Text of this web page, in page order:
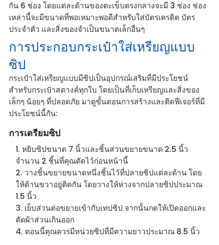
กัน 6 ช่อง โดยแต่ละด้านของตะเข็บตรงกลางจะมี 3 ช่อง ช่อง
เหล่านี้จะมีขนาดที่พอเหมาะพอดีสำหรับใส่บัตรเครดิต บัตร
ประจำตัว และสิ่งของจำเป็นขนาดเล็กอื่นๆ
การประกอบกระเป๋าใส่เหรียญแบบ
ซิป
กระเป๋าใส่เหรียญแบบมีซิปเป็นอุปกรณ์เสริมที่มีประโยชน์
สำหรับกระเป๋าสตางค์ทุกใบ โดยเป็นที่เก็บเหรียญและสิ่งของ
เล็กๆ น้อยๆ ที่ปลอดภัย มาดูขั้นตอนการสร้างและติดฟีเจอร์ที่มี
ประโยชน์นี้กัน:
การเตรียมซิป
หยิบซิปขนาด 7 นิ้วและชิ้นส่วนขยายขนาด 2.5 นิ้ว
จำนวน 2 ชิ้นที่คุณตัดไว้ก่อนหน้านี้
วางชิ้นขยายขนาดหนึ่งชิ้นไว้ที่ปลายซิปแต่ละด้าน โดย
ให้ด้านขวาอยู่ติดกัน โดยวางให้ห่างจากปลายซิปประมาณ
1.5 นิ้ว
เย็บส่วนต่อขยายเข้ากับเทปซิป จากนั้นกดให้เปิดออกและ
ตัดผ้าส่วนเกินออก
ตอนนี้คุณควรมีหน่วยซิปที่มีความยาวประมาณ 8.5 นิ้ว